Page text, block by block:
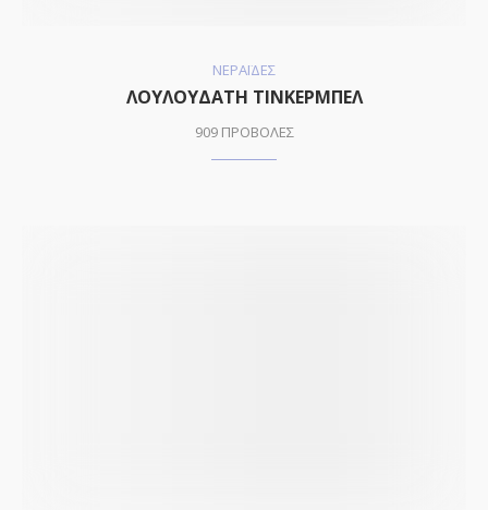
ΝΕΡΑΪΔΕΣ
ΛΟΥΛΟΥΔΑΤΗ ΤΙΝΚΕΡΜΠΕΛ
909 ΠΡΟΒΟΛΕΣ